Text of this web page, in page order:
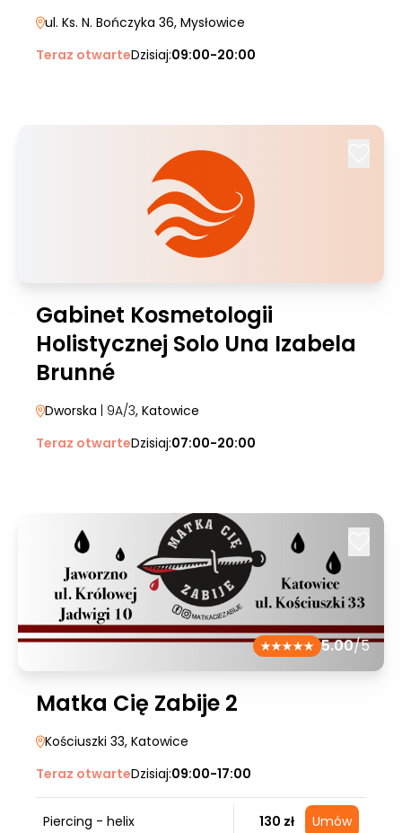
ul. Ks. N. Bończyka 36, Mysłowice
Teraz otwarteDzisiaj:09:00-20:00
Gabinet Kosmetologii
Holistycznej Solo Una Izabela
Brunné
Dworska | 9A/3, Katowice
Teraz otwarteDzisiaj:07:00-20:00
5.00/5
Matka Cię Zabije 2
Kościuszki 33, Katowice
Teraz otwarteDzisiaj:09:00-17:00
Piercing - helix 130 zł Umów